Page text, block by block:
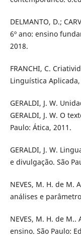
DELMANTO, D.;
6º ano: ensino
2018.
FRANCHI, C.
Linguística
GERALDI, J. W.
GERALDI, J. W. O
Paulo: Ática, 2011.
GERALDI, J. W.
e divulgação. São
NEVES, M. H. de M.
análises e
NEVES, M. H. de
ensino. São Paulo: